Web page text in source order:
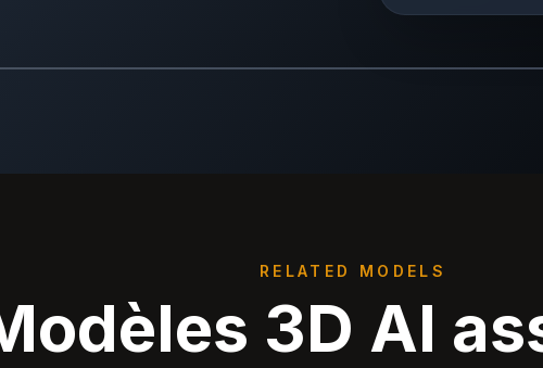
RELATED MODELS
3D AI